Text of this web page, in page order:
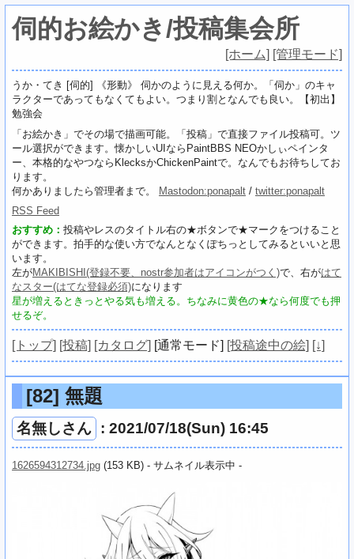
伺的お絵かき/投稿集会所
[ホーム] [管理モード]
うか・てき [伺的] 《形動》 伺かのように見える何か。「伺か」のキャ
ラクターであってもなくてもよい。つまり割となんでも良い。【初出】
勉強会
「お絵かき」でその場で描画可能。「投稿」で直接ファイル投稿可。ツ
ール選択ができます。懐かしいUIならPaintBBS NEOかしぃペインタ
ー、本格的なやつならKlecksかChickenPaintで。なんでもお待ちしてお
ります。
何かありましたら管理者まで。
Mastodon:ponapalt / twitter:ponapalt
RSS Feed
おすすめ： 投稿やレスのタイトル右の★ボタンで★マークをつけること
ができます。拍手的な使い方でなんとなくぽちっとしてみるといいと思
います。
左がMAKIBISHI(登録不要、nostr参加者はアイコンがつく)で、右がはて
なスター(はてな登録必須)になります
星が増えるときっとやる気も増える。ちなみに黄色の★なら何度でも押
せるぞ。
[トップ] [投稿] [カタログ] [通常モード] [投稿途中の絵] [↓]
[82] 無題
名無しさん : 2021/07/18(Sun) 16:45
1626594312734.jpg (153 KB) - サムネイル表示中 -